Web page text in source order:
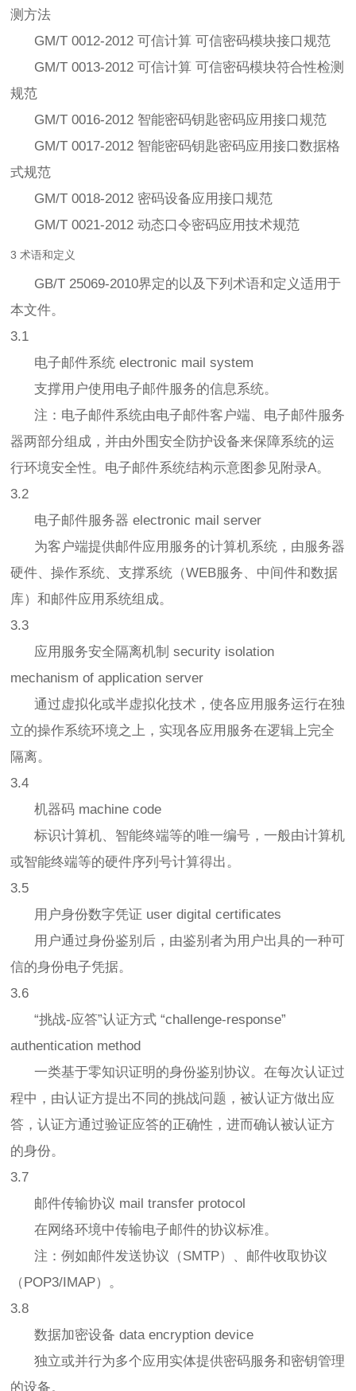
测方法
GM/T 0012-2012 可信计算 可信密码模块接口规范
GM/T 0013-2012 可信计算 可信密码模块符合性检测
规范
GM/T 0016-2012 智能密码钥匙密码应用接口规范
GM/T 0017-2012 智能密码钥匙密码应用接口数据格
式规范
GM/T 0018-2012 密码设备应用接口规范
GM/T 0021-2012 动态口令密码应用技术规范
3 术语和定义
GB/T 25069-2010界定的以及下列术语和定义适用于
本文件。
3.1
电子邮件系统 electronic mail system
支撑用户使用电子邮件服务的信息系统。
注：电子邮件系统由电子邮件客户端、电子邮件服务
器两部分组成，并由外围安全防护设备来保障系统的运
行环境安全性。电子邮件系统结构示意图参见附录A。
3.2
电子邮件服务器 electronic mail server
为客户端提供邮件应用服务的计算机系统，由服务器
硬件、操作系统、支撑系统（WEB服务、中间件和数据
库）和邮件应用系统组成。
3.3
应用服务安全隔离机制 security isolation
mechanism of application server
通过虚拟化或半虚拟化技术，使各应用服务运行在独
立的操作系统环境之上，实现各应用服务在逻辑上完全
隔离。
3.4
机器码 machine code
标识计算机、智能终端等的唯一编号，一般由计算机
或智能终端等的硬件序列号计算得出。
3.5
用户身份数字凭证 user digital certificates
用户通过身份鉴别后，由鉴别者为用户出具的一种可
信的身份电子凭据。
3.6
“挑战-应答”认证方式 “challenge-response”
authentication method
一类基于零知识证明的身份鉴别协议。在每次认证过
程中，由认证方提出不同的挑战问题，被认证方做出应
答，认证方通过验证应答的正确性，进而确认被认证方
的身份。
3.7
邮件传输协议 mail transfer protocol
在网络环境中传输电子邮件的协议标准。
注：例如邮件发送协议（SMTP）、邮件收取协议
（POP3/IMAP）。
3.8
数据加密设备 data encryption device
独立或并行为多个应用实体提供密码服务和密钥管理
的设备。